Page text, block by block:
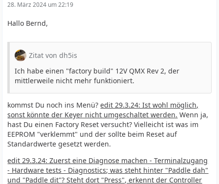
28. März 2024 um 22:19
Hallo Bernd,
Zitat von dh5is
Ich habe einen "factory build" 12V QMX Rev 2, der
mittlerweile nicht mehr funktioniert.
kommst Du noch ins Menü?edit 29.3.24: Ist wohl möglich,
sonst könnte der Keyer nicht umgeschaltet werden. Wenn ja,
hast Du einen Factory Reset versucht? Vielleicht ist was im
EEPROM "verklemmt" und der sollte beim Reset auf
Standardwerte gesetzt werden.
edit 29.3.24: Zuerst eine Diagnose machen - Terminalzugang
- Hardware tests - Diagnostics; was steht hinter "Paddle dah"
und "Paddle dit"? Steht dort "Press", erkennt der Controller